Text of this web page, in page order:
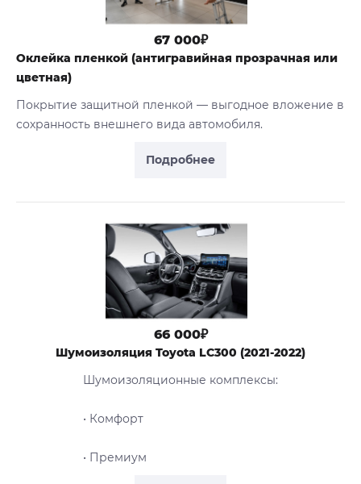
Подробнее
67 000₽
Оклейка пленкой (антигравийная прозрачная или
цветная)
Покрытие защитной пленкой — выгодное вложение в
сохранность внешнего вида автомобиля.
66 000₽
Шумоизоляция Toyota LC300 (2021-2022)
Шумоизоляционные комплексы:
• Комфорт
• Премиум